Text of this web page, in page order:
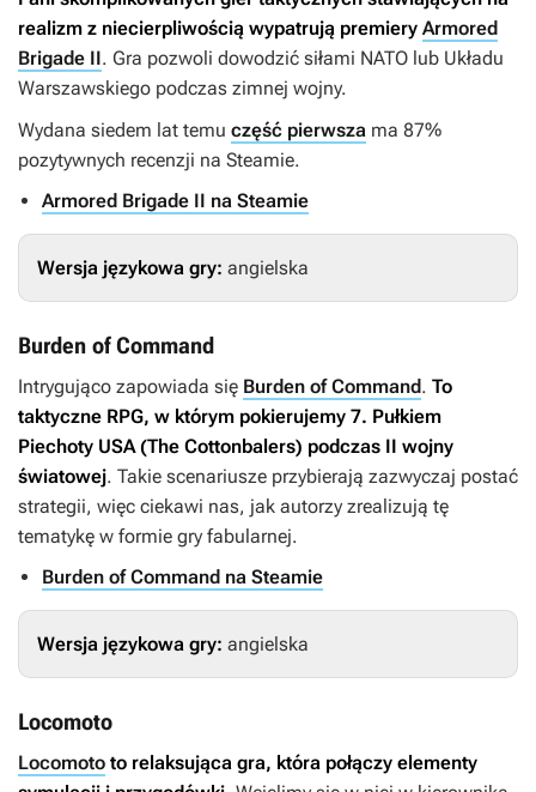
realizm z niecierpliwością wypatrują premiery Armored
Brigade II. Gra pozwoli dowodzić siłami NATO lub Układu
Warszawskiego podczas zimnej wojny.
Wydana siedem lat temu część pierwsza ma 87%
pozytywnych recenzji na Steamie.
Armored Brigade II na Steamie
Wersja językowa gry: angielska
Burden of Command
Intrygująco zapowiada się Burden of Command. To
taktyczne RPG, w którym pokierujemy 7. Pułkiem
Piechoty USA (The Cottonbalers) podczas II wojny
światowej. Takie scenariusze przybierają zazwyczaj postać
strategii, więc ciekawi nas, jak autorzy zrealizują tę
tematykę w formie gry fabularnej.
Burden of Command na Steamie
Wersja językowa gry: angielska
Locomoto
Locomoto to relaksująca gra, która połączy elementy